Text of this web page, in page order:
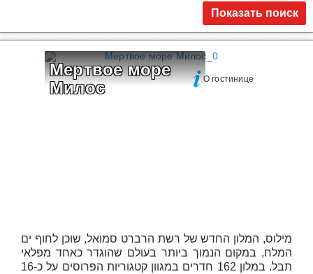
Показать поиск
Мертвое море
Милос
О гостинице
מילוס, המלון החדש של רשת הרברט סמואל, שוכן לחוף ים
המלח, במקום הנמוך ביותר בעולם שהוגדר כאחד מפלאי
תבל. במלון 162 חדרים במגוון קטגוריות הפרוסים על כ-16